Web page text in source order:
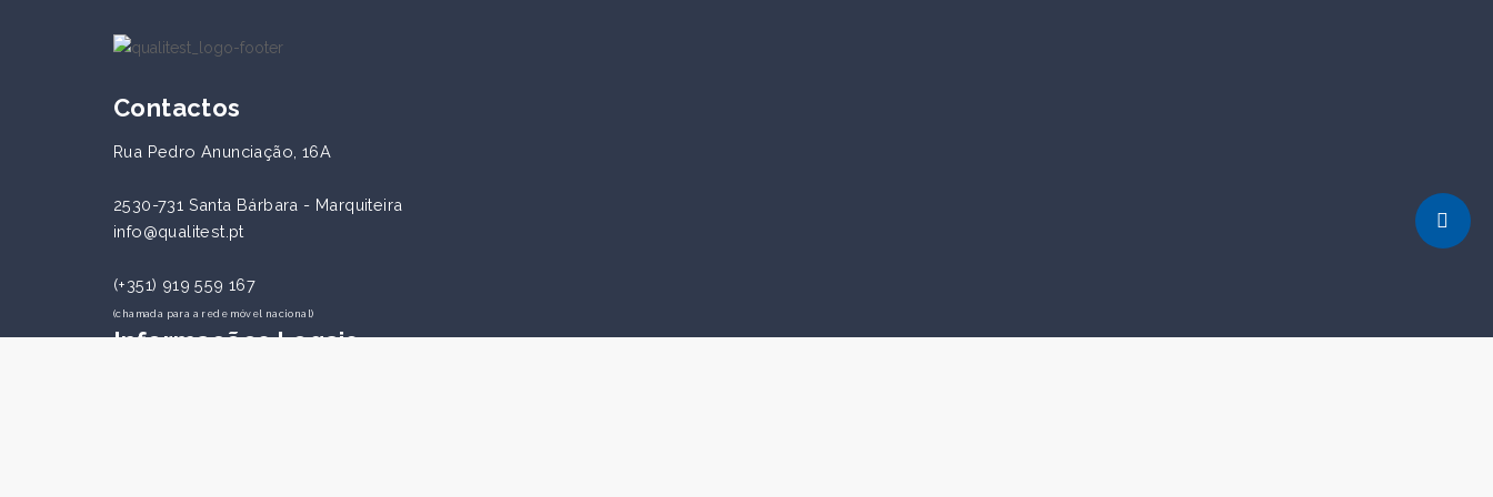
Contactos
Rua Pedro Anunciação, 16A
2530-731 Santa Bárbara - Marquiteira
info@qualitest.pt
(+351) 919 559 167
(chamada para a rede móvel nacional)
Informações Legais